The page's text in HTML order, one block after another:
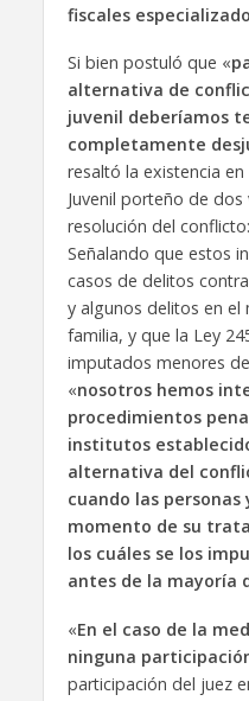
fiscales
Si bien postuló que «
alternativa de
juvenil deberíamos
completamente
resaltó la existencia
Juvenil porteño de
resolución del
Señalando que estos
casos de delitos
y algunos delitos en
familia, y que la Ley
imputados menores
«nosotros hemos
procedimientos
institutos
alternativa del
cuando las personas
momento de su
los cuáles se los
antes de la mayoría
«En el caso de la
ninguna
participación del juez